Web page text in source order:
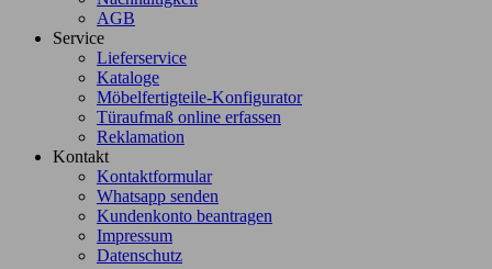
AGB
Service
Lieferservice
Kataloge
Möbelfertigteile-Konfigurator
Türaufmaß online erfassen
Reklamation
Kontakt
Kontaktformular
Whatsapp senden
Kundenkonto beantragen
Impressum
Datenschutz